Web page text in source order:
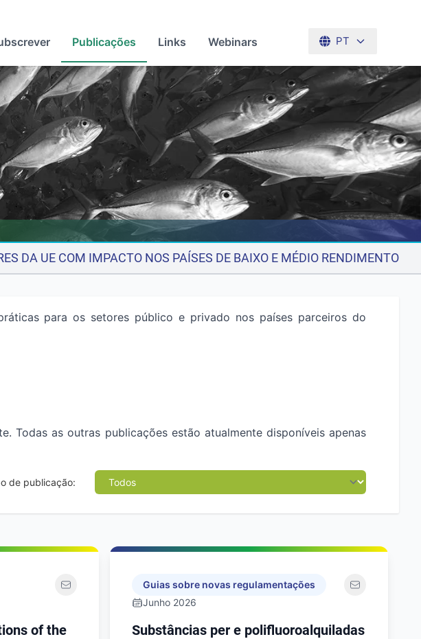
Publicações Links Webinars PT
DA UE COM IMPACTO NOS PAÍSES DE BAIXO E MÉDIO RENDIMENTO
para os setores público e privado nos países parceiros do
Todas as outras publicações estão atualmente disponíveis apenas
de publicação:
of the
Guias sobre novas regulamentações
Junho 2026
Substâncias per e polifluoroalquiladas